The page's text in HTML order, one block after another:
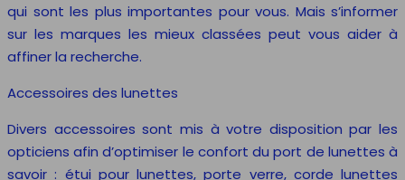
qui sont les plus importantes pour vous. Mais s’informer
sur les marques les mieux classées peut vous aider à
affiner la recherche.
Accessoires des lunettes
Divers accessoires sont mis à votre disposition par les
opticiens afin d’optimiser le confort du port de lunettes à
savoir : étui pour lunettes, porte verre, corde lunettes